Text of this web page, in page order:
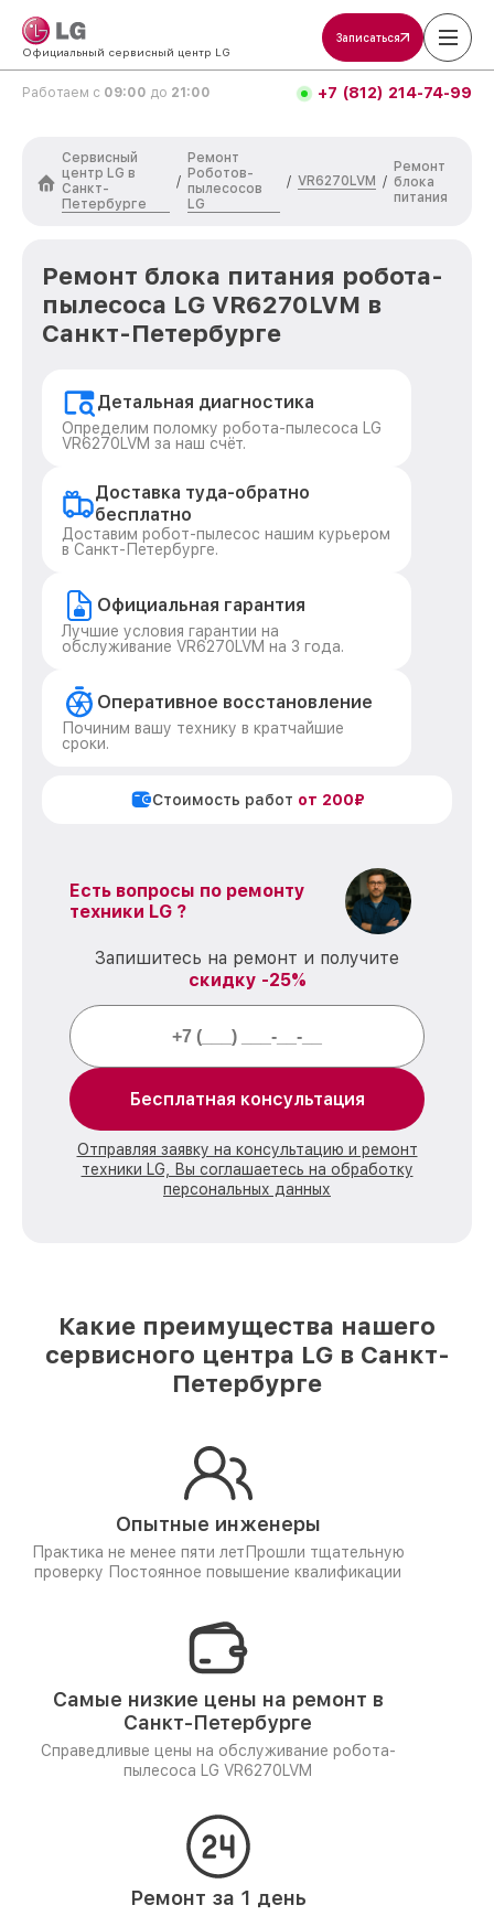
Официальный сервисный центр LG
Записаться
Работаем с 09:00 до 21:00 +7 (812) 214-74-99
Сервисный
центр LG в
Санкт-
Петербурге
/
Ремонт
Роботов-
пылесосов
LG
/ VR6270LVM /
Ремонт
блока
питания
Ремонт блока питания робота-
пылесоса LG VR6270LVM в
Санкт-Петербурге
Детальная диагностика
Определим поломку робота-пылесоса LG
VR6270LVM за наш счёт.
Доставка туда-обратно
бесплатно
Доставим робот-пылесос нашим курьером
в Санкт-Петербурге.
Официальная гарантия
Лучшие условия гарантии на
обслуживание VR6270LVM на 3 года.
Оперативное восстановление
Починим вашу технику в кратчайшие
сроки.
Стоимость работ от 200₽
Есть вопросы по ремонту
техники LG ?
Запишитесь на ремонт и получите
скидку -25%
Бесплатная консультация
Отправляя заявку на консультацию и ремонт
техники LG, Вы соглашаетесь на обработку
персональных данных
Какие преимущества нашего
сервисного центра LG в Санкт-
Петербурге
Опытные инженеры
Практика не менее пяти лет Прошли тщательную
проверку Постоянное повышение квалификации
Самые низкие цены на ремонт в
Санкт-Петербурге
Справедливые цены на обслуживание робота-
пылесоса LG VR6270LVM
Ремонт за 1 день